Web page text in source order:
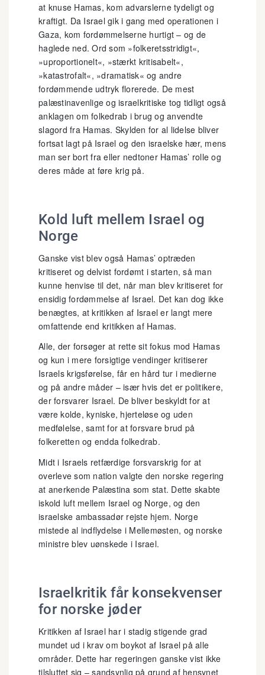
at knuse Hamas, kom advarslerne tydeligt og
kraftigt. Da Israel gik i gang med operationen i
Gaza, kom fordømmelserne hurtigt – og de
haglede ned. Ord som »folkeretsstridigt«,
»uproportionelt«, »stærkt kritisabelt«,
»katastrofalt«, »dramatisk« og andre
fordømmende udtryk florerede. De mest
palæstinavenlige og israelkritiske tog tidligt også
anklagen om folkedrab i brug og anvendte
slagord fra Hamas. Skylden for al lidelse bliver
fortsat lagt på Israel og den israelske hær, mens
man ser bort fra eller nedtoner Hamas’ rolle og
deres måde at føre krig på.
Kold luft mellem Israel og
Norge
Ganske vist blev også Hamas’ optræden
kritiseret og delvist fordømt i starten, så man
kunne henvise til det, når man blev kritiseret for
ensidig fordømmelse af Israel. Det kan dog ikke
benægtes, at kritikken af Israel er langt mere
omfattende end kritikken af Hamas.
Alle, der forsøger at rette sit fokus mod Hamas
og kun i mere forsigtige vendinger kritiserer
Israels krigsførelse, får en hård tur i medierne
og på andre måder – især hvis det er politikere,
der forsvarer Israel. De bliver beskyldt for at
være kolde, kyniske, hjerteløse og uden
medfølelse, samt for at forsvare brud på
folkeretten og endda folkedrab.
Midt i Israels retfærdige forsvarskrig for at
overleve som nation valgte den norske regering
at anerkende Palæstina som stat. Dette skabte
iskold luft mellem Israel og Norge, og den
israelske ambassadør rejste hjem. Norge
mistede al indflydelse i Mellemøsten, og norske
ministre blev uønskede i Israel.
Israelkritik får konsekvenser
for norske jøder
Kritikken af Israel har i stadig stigende grad
mundet ud i krav om boykot af Israel på alle
områder. Dette har regeringen ganske vist ikke
tilsluttet sig – sandsynlig på grund af hensynet